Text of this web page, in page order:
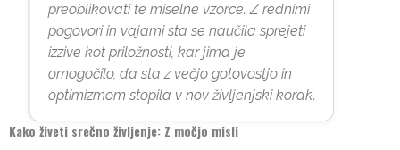
preoblikovati te miselne vzorce. Z rednimi
pogovori in vajami sta se naučila sprejeti
izzive kot priložnosti, kar jima je
omogočilo, da sta z večjo gotovostjo in
optimizmom stopila v nov življenjski korak.
Kako živeti srečno življenje: Z močjo misli